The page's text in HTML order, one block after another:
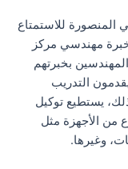
المنصورة للاستمتاع
مهندسي مركز
بخبرتهم
التدريب
يستطيع توكيل
من الأجهزة مثل
وغيرها.